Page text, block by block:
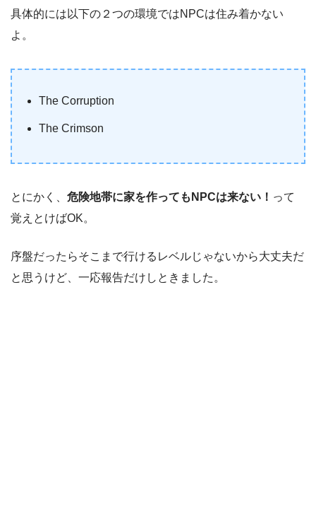
具体的には以下の２つの環境ではNPCは住み着かない
よ。
The Corruption
The Crimson
とにかく、 危険地帯に家を作ってもNPCは来ない！ って
覚えとけばOK。
序盤だったらそこまで行けるレベルじゃないから大丈夫だ
と思うけど、一応報告だけしときました。